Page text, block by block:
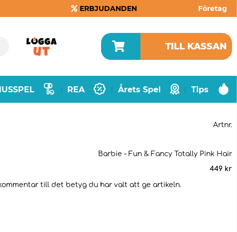
ERBJUDANDEN Företag
TILL KASSAN
REA Årets Spel Tips
Artnr.
Barbie - Fun & Fancy Totally Pink Hair
449 kr
till det betyg du har valt att ge artikeln.